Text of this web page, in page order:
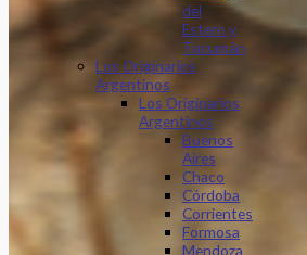
del
Estero y
Tucumán
Los Originarios
Argentinos
Los Originarios
Argentinos
Buenos
Aires
Chaco
Córdoba
Corrientes
Formosa
Mendoza